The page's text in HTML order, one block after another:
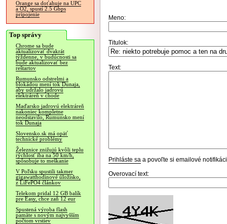
Orange sa doťahuje na UPC
a O2, spustí 2.5 Gbps
pripojenie
Top správy
Chrome sa bude
aktualizovať dvakrát
týždenne, v budúcnosti sa
bude aktualizovať bez
reštartov
Rumunsko odstrelmi a
blokádou mení tok Dunaja,
aby udržalo jadrovú
elektráreň v chode
Maďarsko jadrovú elektráreň
nakoniec kompletne
neodstavilo, Rumunsko mení
tok Dunaja
Slovensko.sk má opäť
technické problémy
Železnice znižujú kvôli teplu
rýchlosť iba na 50 km/h,
spôsobuje to meškanie
V Poľsku spustili takmer
gigawatthodinové úložisko,
z LiFePO4 článkov
Telekom pridal 12 GB balík
pre Easy, chce zaň 12 eur
Spustená výroba flash
pamäte s novým najvyšším
počtom vrstiev
Meno:
Titulok:
Text:
Prihláste sa a povoľte si emailové
Overovací text: